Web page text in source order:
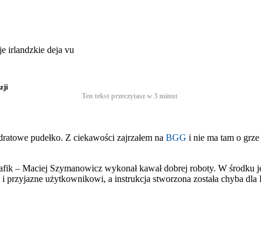
irlandzkie deja vu
Ten tekst przeczytasz w 3 minut
pudełko. Z ciekawości zajrzałem na BGG i nie ma tam o
– Maciej Szymanowicz wykonał kawał dobrej roboty. W
użytkownikowi, a instrukcja stworzona została chyba